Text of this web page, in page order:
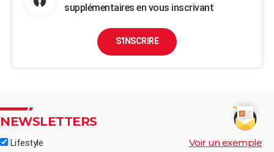
supplémentaires en vous inscrivant
S'INSCRIRE
NEWSLETTERS
Lifestyle Voir un exemple